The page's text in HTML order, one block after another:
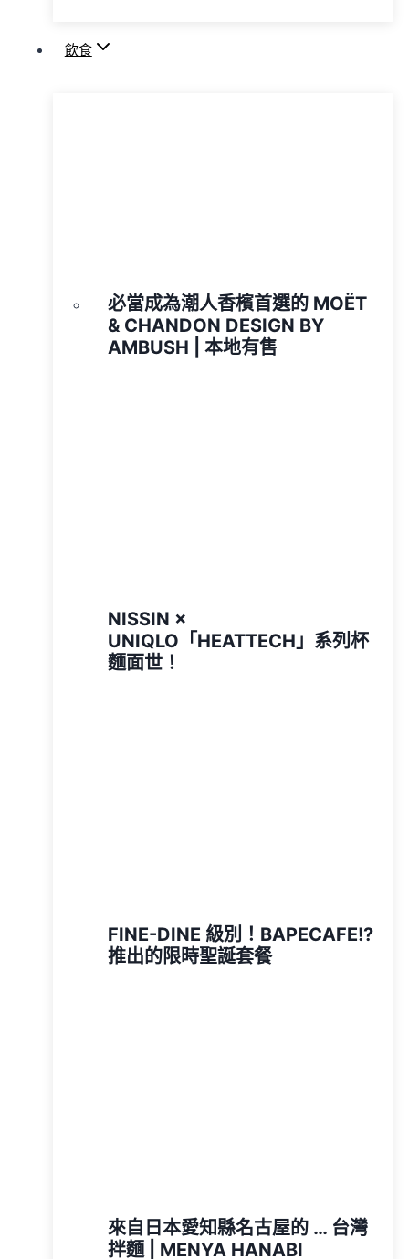
飲食
必當成為潮人香檳首選的 MOËT
& CHANDON DESIGN BY
AMBUSH | 本地有售
NISSIN ×
UNIQLO「HEATTECH」系列杯
麵面世！
FINE-DINE 級別！BAPECAFE!?
推出的限時聖誕套餐
來自日本愛知縣名古屋的 … 台灣
拌麵 | MENYA HANABI